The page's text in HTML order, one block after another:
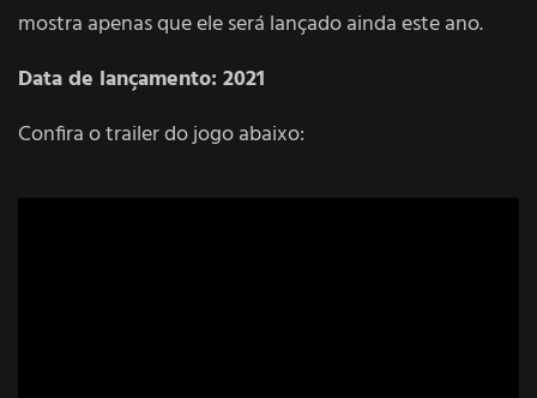
mostra apenas que ele será lançado ainda este ano.
Data de lançamento: 2021
Confira o trailer do jogo abaixo: